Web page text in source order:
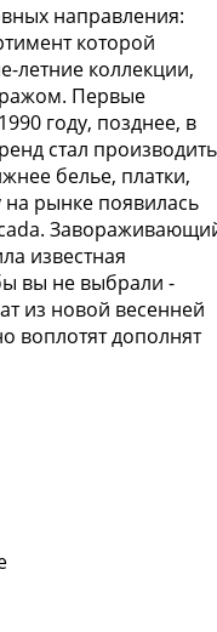
направления:
которой
летние коллекции,
Первые
году, позднее, в
стал производить
белье, платки,
рынке появилась
известная
вы не выбрали -
из новой весенней
воплотят дополнят